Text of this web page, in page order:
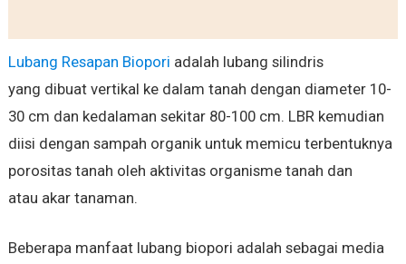
Lubang Resapan Biopori adalah lubang silindris
yang dibuat vertikal ke dalam tanah dengan diameter 10-
30 cm dan kedalaman sekitar 80-100 cm. LBR kemudian
diisi dengan sampah organik untuk memicu terbentuknya
porositas tanah oleh aktivitas organisme tanah dan
atau akar tanaman.
Beberapa manfaat lubang biopori adalah sebagai media